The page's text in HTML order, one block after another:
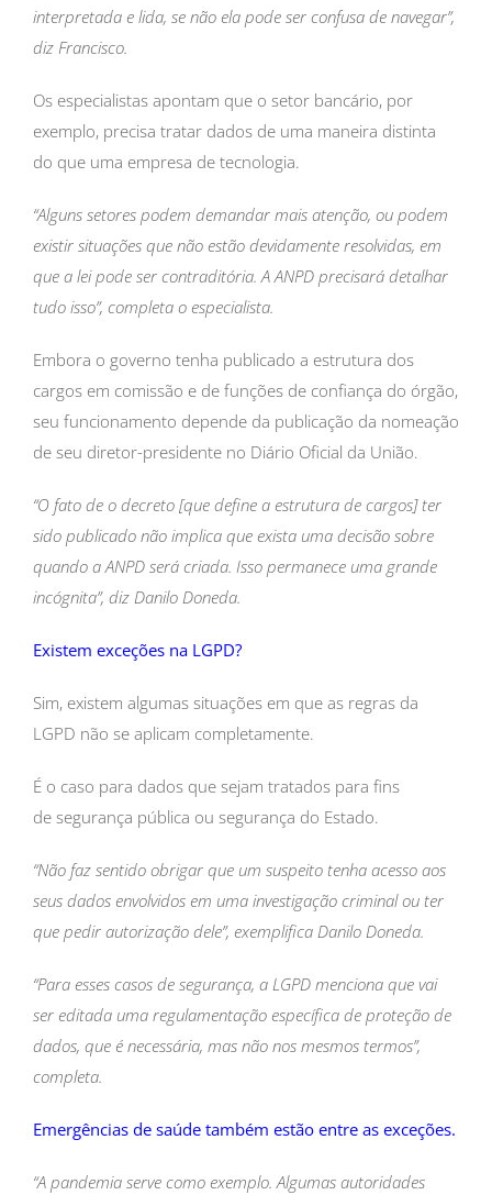
interpretada e lida, se não ela pode ser confusa de navegar”,
diz Francisco.
Os especialistas apontam que o setor bancário, por
exemplo, precisa tratar dados de uma maneira distinta
do que uma empresa de tecnologia.
“Alguns setores podem demandar mais atenção, ou podem
existir situações que não estão devidamente resolvidas, em
que a lei pode ser contraditória. A ANPD precisará detalhar
tudo isso”, completa o especialista.
Embora o governo tenha publicado a estrutura dos
cargos em comissão e de funções de confiança do órgão,
seu funcionamento depende da publicação da nomeação
de seu diretor-presidente no Diário Oficial da União.
“O fato de o decreto [que define a estrutura de cargos] ter
sido publicado não implica que exista uma decisão sobre
quando a ANPD será criada. Isso permanece uma grande
incógnita”, diz Danilo Doneda.
Existem exceções na LGPD?
Sim, existem algumas situações em que as regras da
LGPD não se aplicam completamente.
É o caso para dados que sejam tratados para fins
de segurança pública ou segurança do Estado.
“Não faz sentido obrigar que um suspeito tenha acesso aos
seus dados envolvidos em uma investigação criminal ou ter
que pedir autorização dele”, exemplifica Danilo Doneda.
“Para esses casos de segurança, a LGPD menciona que vai
ser editada uma regulamentação específica de proteção de
dados, que é necessária, mas não nos mesmos termos”,
completa.
Emergências de saúde também estão entre as exceções.
“A pandemia serve como exemplo. Algumas autoridades